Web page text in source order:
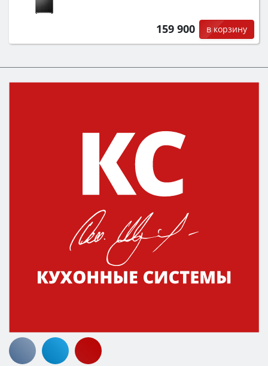
159 900 в корзину